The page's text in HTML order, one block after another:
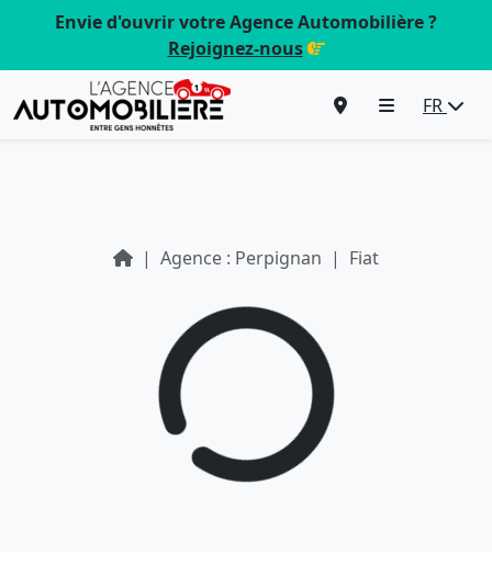
Envie d'ouvrir votre Agence Automobilière ?
Rejoignez-nous
FR
Agence : Perpignan Fiat